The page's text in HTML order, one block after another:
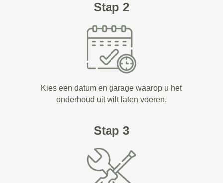
Stap 2
Kies een datum en garage waarop u het
onderhoud uit wilt laten voeren.
Stap 3